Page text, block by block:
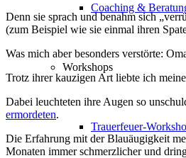
Coaching &
Workshops
Trauerfeuer-
Denn sie sprach und benahm sich
(zum Beispiel wie sie einmal ihren
Was mich aber besonders verstörte:
Trotz ihrer kauzigen Art liebte ich
Dabei leuchteten ihre Augen so
ermordeten.
Die Erfahrung mit der Blauäugigkeit
Monaten immer schmerzlicher und